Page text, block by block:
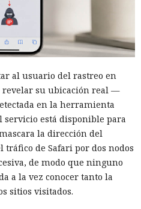
al usuario del rastreo en
revelar su ubicación real —
en la herramienta
servicio está disponible para
la dirección del
de Safari por dos nodos
de modo que ninguno
a la vez conocer tanto la
sitios visitados.